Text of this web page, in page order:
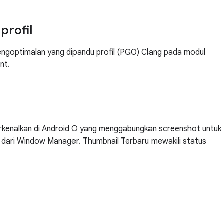
profil
yang dipandu profil (PGO) Clang pada modul
di Android O yang menggabungkan screenshot untuk
Window Manager. Thumbnail Terbaru mewakili status